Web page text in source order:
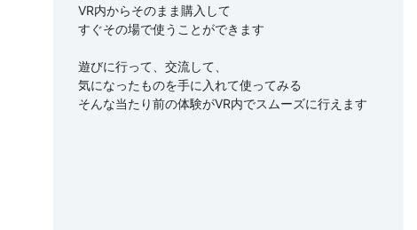
VR内からそのまま購入して
すぐその場で使うことができます
遊びに行って、交流して、
気になったものを手に入れて使ってみる
そんな当たり前の体験がVR内でスムーズに行えます